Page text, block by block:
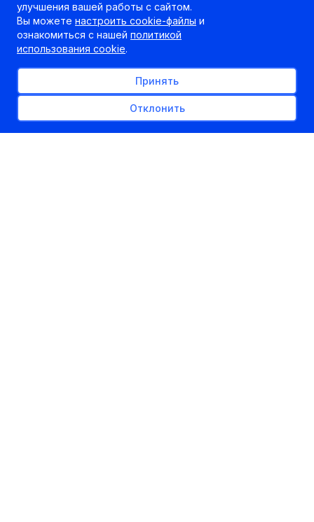
улучшения вашей работы с сайтом.
Вы можете настроить cookie-файлы и
ознакомиться с нашей политикой
использования cookie.
Принять
Отклонить